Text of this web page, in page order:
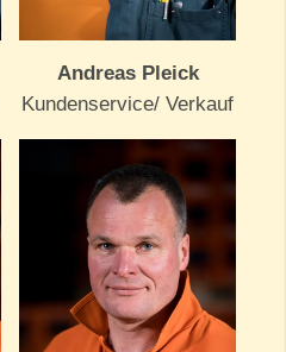
Andreas Pleick
Kundenservice/ Verkauf